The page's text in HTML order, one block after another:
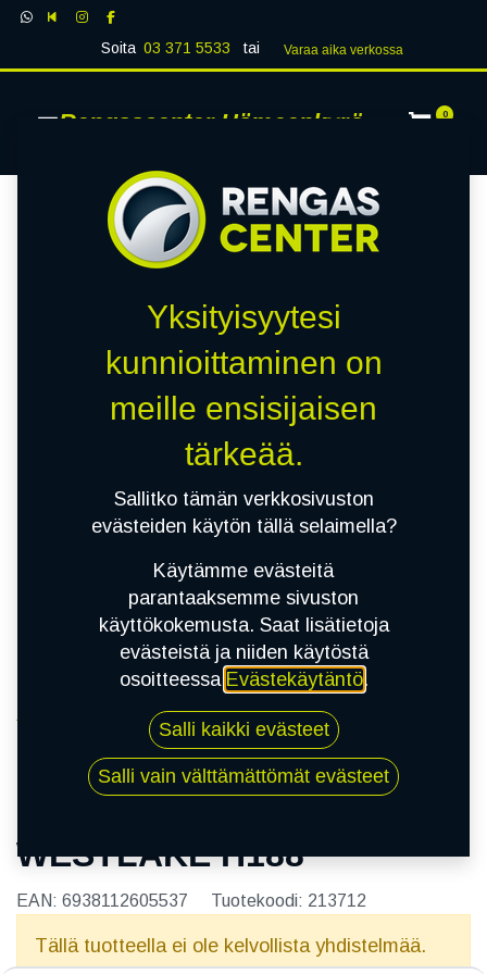
Soita 03 371 5533 tai Varaa aika verk​​​​ossa
Rengascenter Hämeenkyrö 0
175/70R14C 95S WESTLAKE H188
175/70R14C 95S
WESTLAKE H188
EAN: 6938112605537 Tuotekoodi: 213712
Tällä tuotteella ei ole kelvollista yhdistelmää.
Yksityisyytesi
kunnioittaminen on
meille ensisijaisen
tärkeää.
Sallitko tämän verkkosivuston
evästeiden käytön tällä selaimella?
Käytämme evästeitä
parantaaksemme sivuston
käyttökokemusta. Saat lisätietoja
evästeistä ja niiden käytöstä
osoitteessa Evästekäytäntö.
Salli kaikki evästeet
Salli vain välttämättömät evästeet